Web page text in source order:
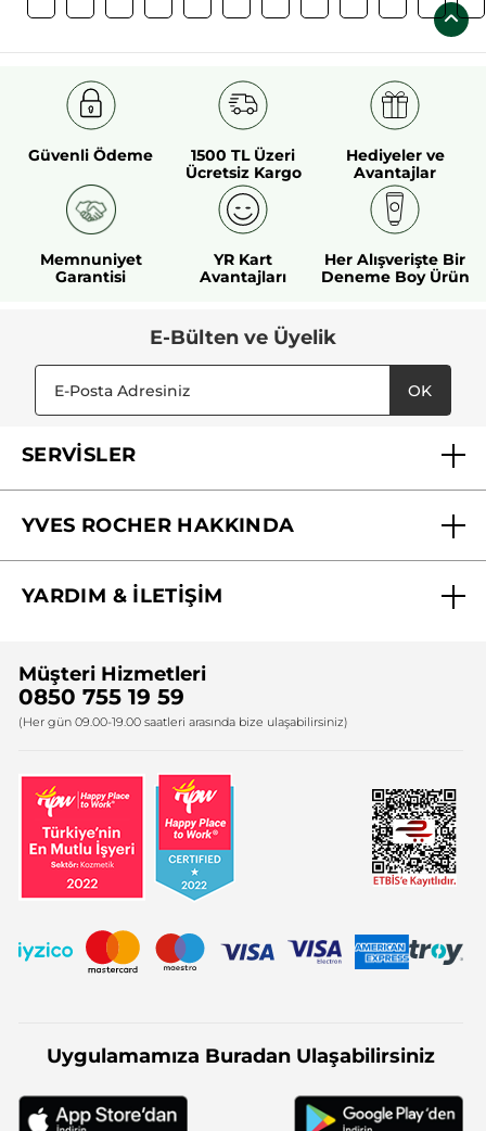
Güvenli Ödeme
1500 TL Üzeri
Ücretsiz Kargo
Hediyeler ve
Avantajlar
Memnuniyet
Garantisi
YR Kart
Avantajları
Her Alışverişte Bir
Deneme Boy Ürün
E-Bülten ve Üyelik
OK
SERVİSLER
YVES ROCHER HAKKINDA
Yves Rocher Vakfı
YARDIM & İLETİŞİM
Bize Ulaşın
Firma Bilgileri
Müşteri Hizmetleri
0850 755 19 59
(Her gün 09.00-19.00 saatleri arasında bize ulaşabilirsiniz)
Uygulamamıza Buradan Ulaşabilirsiniz